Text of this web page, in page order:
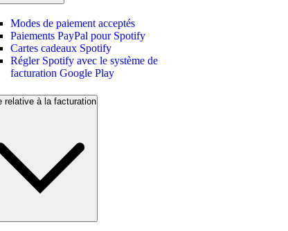
Modes de paiement acceptés
Paiements PayPal pour Spotify
Cartes cadeaux Spotify
Régler Spotify avec le système de
facturation Google Play
relative à la facturation